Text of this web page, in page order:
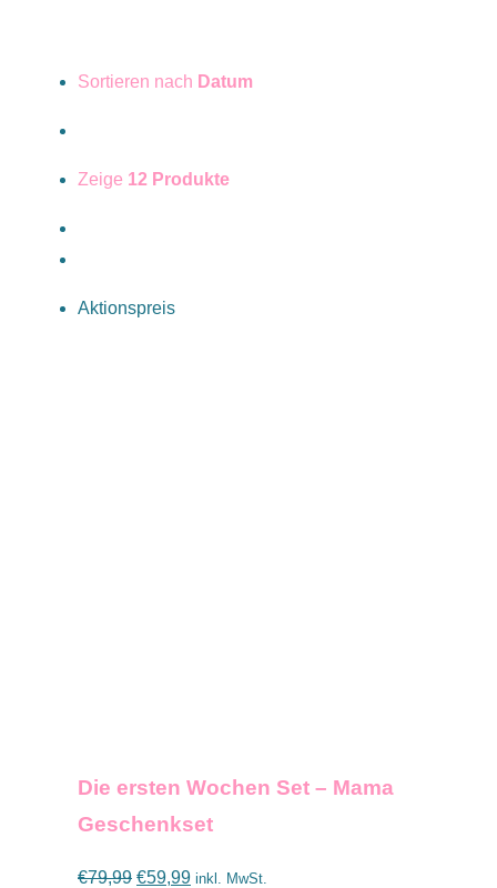
Sortieren nach Datum
Zeige 12 Produkte
Aktionspreis
Die ersten Wochen Set – Mama
Geschenkset
€79,99 Ursprünglicher
€59,99Aktueller
inkl. MwSt.